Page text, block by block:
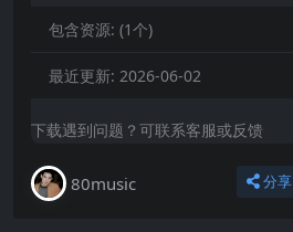
包含资源: (1个)
最近更新: 2026-06-02
下载遇到问题？可联系客服或反馈
80music 分享